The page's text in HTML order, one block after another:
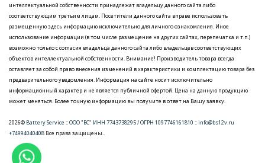
интеллектуальной собственности принадлежат владельцу данного сайта либо
соответствующим третьим лицам. Посетители данного сайта вправе использовать
размещенную здесь информацию исключительно для личного ознакомления. Иное
использование информации (в том числе размещение на других сайтах, перепечатка и т.п.)
возможно только с согласия владельца данного сайта либо владельцев соответствующих
объектов интеллектуальной собственности. Внимание! Производитель товара всегда
оставляет за собой право внесения изменений в характеристики и комплектацию товара без
предварительного уведомления. Информация на сайте носит исключительно
информационный характер и не является публичной офертой. Цена на данную продукцию
может меняться. Более точную информацию вы получите в ответ на Вашу заявку.
2026© Battery Service::ООО "БС" ИНН 7743738295 / ОГРН 1097746161810 ::info@bs12v.ru
+74994040408 Все права защищены..